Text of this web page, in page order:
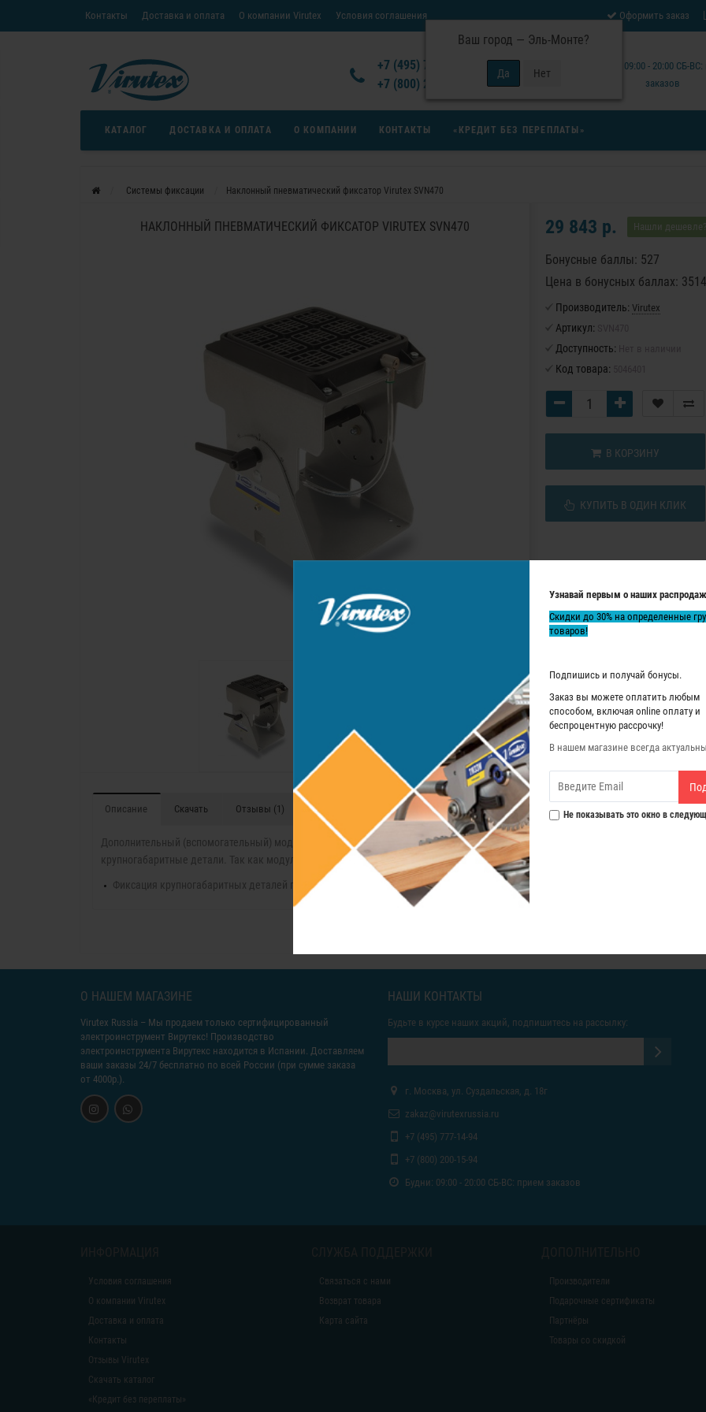
Узнавай первым о наших
Скидки до 30% на определенные
товаров!
Подпишись и получай бонусы.
Заказ вы можете оплатить любым
способом, включая online оплату и
беспроцентную рассрочку!
В нашем магазине всегда
Не показывать это окно в
Условия соглашения
О компании Virutex
Доставка и оплата
Контакты
Условия возврата товара
Ваш город — Эль-Монте?
Оформить заказ
+7 (495) 777-14-94
+7 (800) 200-15-94
Будни: 09:00 - 20:00 СБ-
заказов
КАТАЛОГ ДОСТАВКА И ОПЛАТА О КОМПАНИИ КОНТАКТЫ «КРЕДИТ БЕЗ ПЕРЕПЛАТЫ»
Системы фиксации Наклонный пневматический фиксатор Virutex SVN470
НАКЛОННЫЙ ПНЕВМАТИЧЕСКИЙ ФИКСАТОР VIRUTEX SVN470 29 843 р. Нашли дешевле?
Бонусные баллы: 527
Цена в бонусных баллах:
Производитель: Virutex
Артикул:
Доступность:
Код товара:
В КОРЗИНУ
КУПИТЬ В ОДИН КЛИК
Описание Скачать Отзывы (1)
Дополнительный (вспомогательный) модуль для подключения к наклонной (SVN450) или поворотно-наклонной (SVN460)
крупногабаритные детали. Так как модуль вспомогательный, он не комплектуется распределительным блоком и обладает
Фиксация крупногабаритных деталей при помощи дополнительного модуля SVN470.
О НАШЕМ МАГАЗИНЕ
Virutex Russia – Мы продаем только сертифицированный
электроинструмент Вирутекс! Производство
электроинструмента Вирутекс находится в Испании. Доставляем
ваши заказы 24/7 бесплатно по всей России (при сумме заказа
от 4000р.).
НАШИ КОНТАКТЫ
Будьте в курсе наших акций, подпишитесь на рассылку:
г. Москва, ул. Суздальская, д. 18г
zakaz@virutexrussia.ru
+7 (495) 777-14-94
+7 (800) 200-15-94
Будни: 09:00 - 20:00 СБ-ВС: прием заказов
Условия соглашения
О компании Virutex
Доставка и оплата
Контакты
Отзывы Virutex
Скачать каталог
«Кредит без переплаты»
Связаться с нами
Возврат товара
Карта сайта
Производители
Подарочные сертификаты
Партнёры
Товары со скидкой